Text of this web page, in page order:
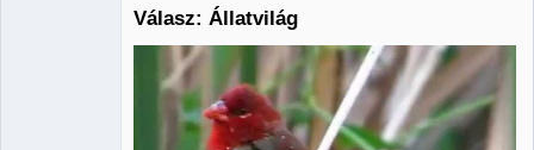
Válasz: Állatvilág